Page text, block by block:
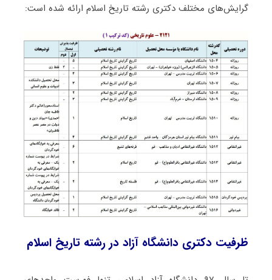
گرایش‌های مختلف دکتری رشته ﺗﺎرﻳﺦ اﺳﻼم ارائه شده است:
ظرفیت دکتری دانشگاه آزاد در رشته ﺗﺎرﻳﺦ اﺳﻼم